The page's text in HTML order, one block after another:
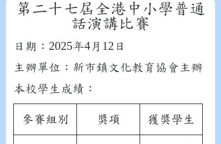
第二十七屆全港中小學普通
話演講比賽
日期： 2025年4 月 12 日
主辦單位：新市鎮文化教育協會主辦
本校學生成績：
參賽組別 獎項 獲獎學生